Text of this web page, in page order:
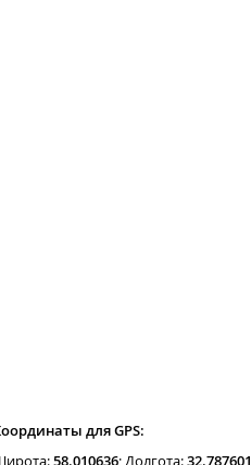
для GPS:
58.010636; Долгота:32.787601